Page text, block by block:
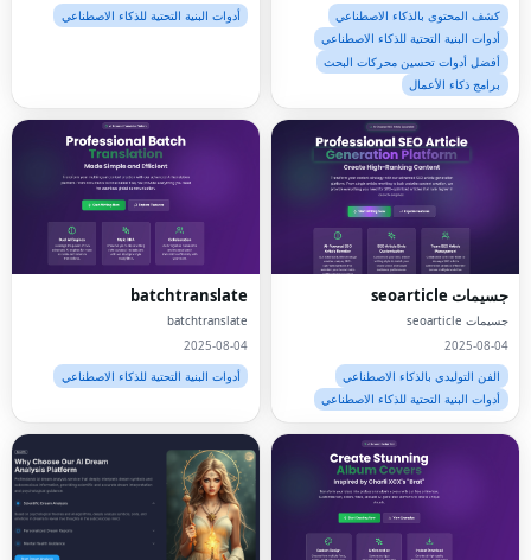
كشف المحتوى بالذكاء الاصطناعي
أدوات البنية التحتية للذكاء الاصطناعي
أفضل أدوات تحسين محركات البحث
برامج ذكاء الأعمال
أدوات البنية التحتية للذكاء الاصطناعي
جسيمات seoarticle
جسيمات seoarticle
2025-08-04
الفن التوليدي بالذكاء الاصطناعي
أدوات البنية التحتية للذكاء الاصطناعي
batchtranslate
batchtranslate
2025-08-04
أدوات البنية التحتية للذكاء الاصطناعي